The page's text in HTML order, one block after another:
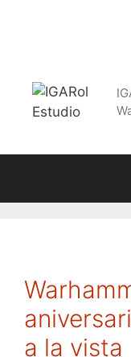
a la vista